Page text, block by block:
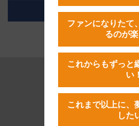
おすすめの
ファンになりたて
るのが楽
これからもずっと
い！
これまで以上に、
した